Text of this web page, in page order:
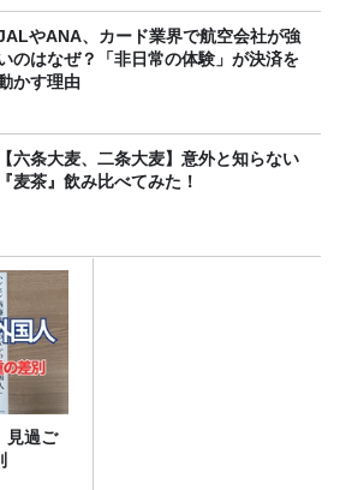
やANA、カード業界で航空会社が強
のはなぜ？「非日常の体験」が決済を
かす理由
【六条大麦、二条大麦】意外と知らない
『麦茶』飲み比べてみた！
見過ご